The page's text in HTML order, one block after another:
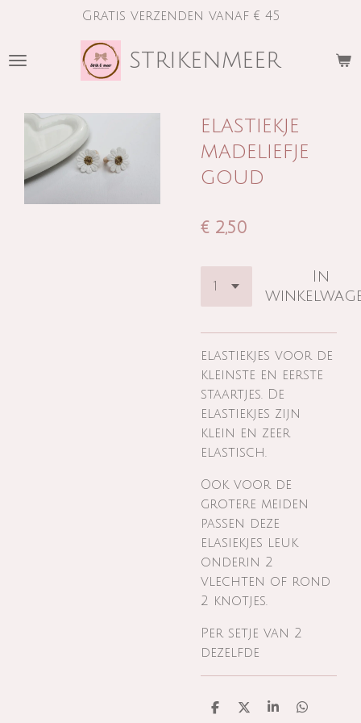
naar
strikenmeer
Gratis verzenden vanaf € 45
elastiekje
madeliefje
goud
€ 2,50
In
elastiekjes voor de
kleinste en eerste
staartjes. De
elastiekjes zijn
klein en zeer
elastisch.
Ook voor de
grotere meiden
passen deze
elasiekjes leuk
onderin 2
vlechten of rond
2 knotjes.
Per setje van 2
dezelfde
D
D
S
D